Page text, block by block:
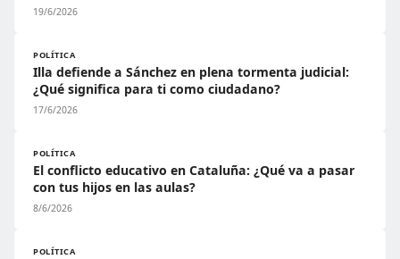
19/6/2026
POLÍTICA
Illa defiende a Sánchez en plena tormenta judicial:
¿Qué significa para ti como ciudadano?
17/6/2026
POLÍTICA
El conflicto educativo en Cataluña: ¿Qué va a pasar
con tus hijos en las aulas?
8/6/2026
POLÍTICA